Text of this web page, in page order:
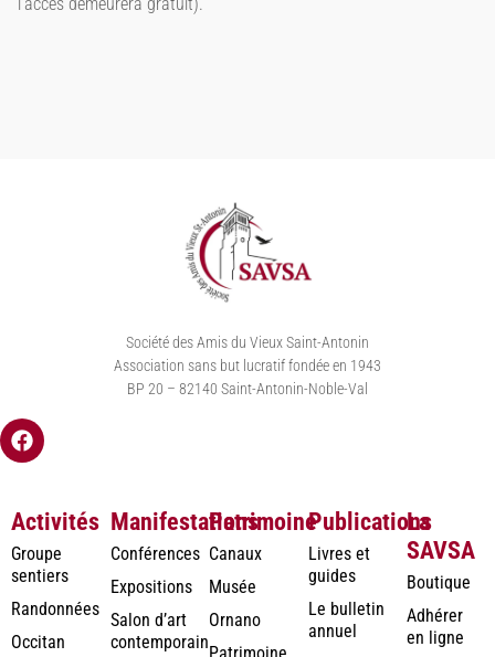
Société des Amis du Vieux Saint-Antonin
Association sans but lucratif fondée en 1943
BP 20 – 82140 Saint-Antonin-Noble-Val
Activités
Groupe
sentiers
Randonnées
Occitan
Manifestations
Conférences
Expositions
Salon d’art
contemporain
Patrimoine
Canaux
Musée
Ornano
Publications
Livres et
guides
Le bulletin
annuel
La
SAVSA
Boutique
Adhérer
en ligne